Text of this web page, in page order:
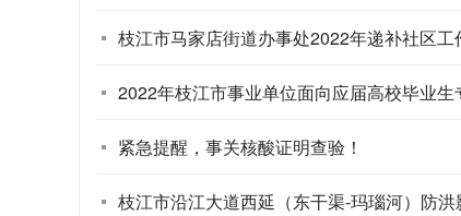
枝江市马家店街道办事处2022年递补社区
2022年枝江市事业单位面向应届高校毕业
紧急提醒，事关核酸证明查验！
枝江市沿江大道西延（东干渠-玛瑙河）防